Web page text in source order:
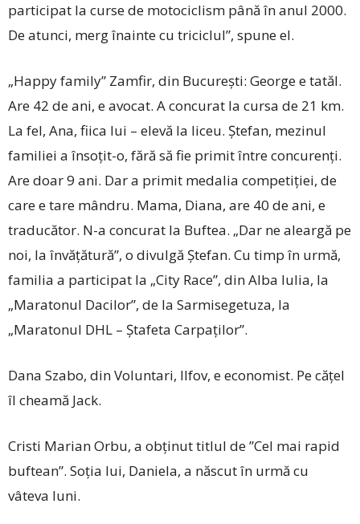
participat la curse de motociclism până în anul 2000.
De atunci, merg înainte cu triciclul”, spune el.
„Happy family” Zamfir, din București: George e tatăl.
Are 42 de ani, e avocat. A concurat la ­cursa de 21 km.
La fel, Ana, fiica lui – elevă la liceu. Ștefan, mezinul
familiei a însoțit-o, fără să fie primit între concurenți.
Are doar 9 ani. Dar a primit medalia competiției, de
care e tare mândru. Mama, Diana, are 40 de ani, e
traducător. N-a concurat la Buftea. „Dar ne aleargă pe
noi, la învățătură”, o divulgă Ștefan. Cu timp în urmă,
familia a participat la „City Race”, din Alba Iulia, la
„Maratonul Dacilor”, de la Sarmisegetuza, la
„Maratonul DHL – Ștafeta Carpaților”.
Dana Szabo, din Voluntari, Ilfov, e economist. Pe căţel
îl cheamă Jack.
Cristi Marian Orbu, a obținut titlul de ”Cel mai rapid
buftean”. Soţia lui, Daniela, a născut în urmă cu
vâteva luni.